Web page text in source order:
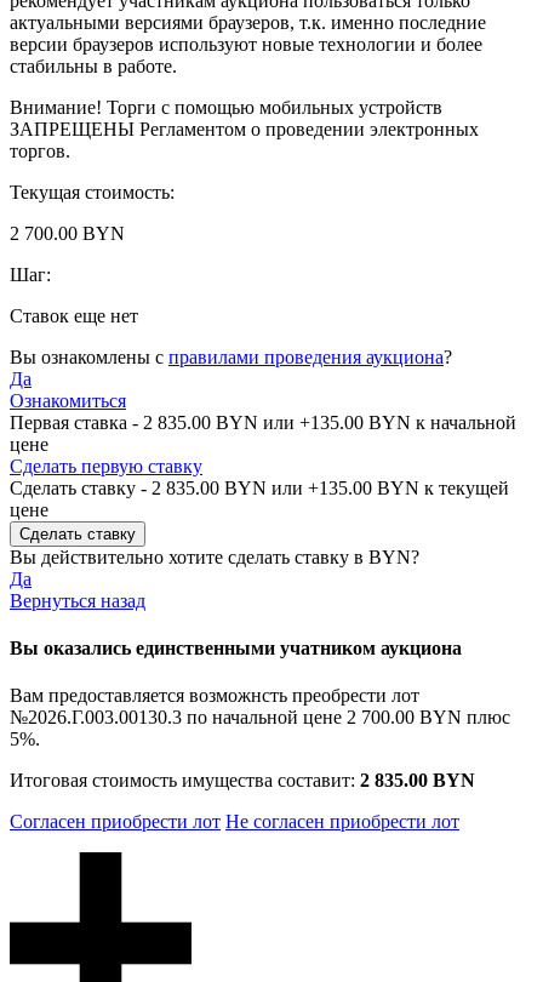
актуальными версиями браузеров, т.к. именно последние
версии браузеров используют новые технологии и более
стабильны в работе.
Внимание! Торги с помощью мобильных устройств
ЗАПРЕЩЕНЫ Регламентом о проведении электронных
торгов.
Текущая стоимость:
2 700.00 BYN
Шаг:
Ставок еще нет
Вы ознакомлены с правилами проведения аукциона?
Да
Ознакомиться
Первая ставка - 2 835.00 BYN или +135.00 BYN к начальной
цене
Сделать первую ставку
Сделать ставку - 2 835.00 BYN или +135.00 BYN к текущей
цене
Вы действительно хотите сделать ставку в BYN?
Да
Вернуться назад
Вы оказались единственными учатником аукциона
Вам предоставляется возможнсть преобрести лот
№2026.Г.003.00130.3 по начальной цене 2 700.00 BYN плюс
5%.
Итоговая стоимость имущества составит: 2 835.00 BYN
Согласен приобрести лот Не согласен приобрести лот